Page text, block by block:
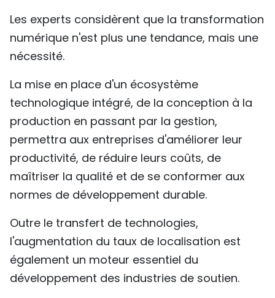
Les experts considèrent que la transformation
numérique n'est plus une tendance, mais une
nécessité.
La mise en place d'un écosystème
technologique intégré, de la conception à la
production en passant par la gestion,
permettra aux entreprises d'améliorer leur
productivité, de réduire leurs coûts, de
maîtriser la qualité et de se conformer aux
normes de développement durable.
Outre le transfert de technologies,
l'augmentation du taux de localisation est
également un moteur essentiel du
développement des industries de soutien.